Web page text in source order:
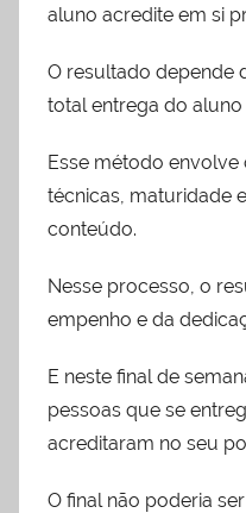
aluno acredite em si
O resultado depende
total entrega do
Esse método
técnicas, maturidade
conteúdo.
Nesse processo, o
empenho e da
E neste final de
pessoas que se
acreditaram no seu
O final não poderia